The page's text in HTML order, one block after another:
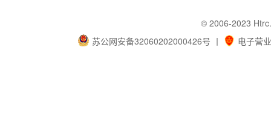
© 2006-2023
苏公网安备32060202000426号 丨 电子营